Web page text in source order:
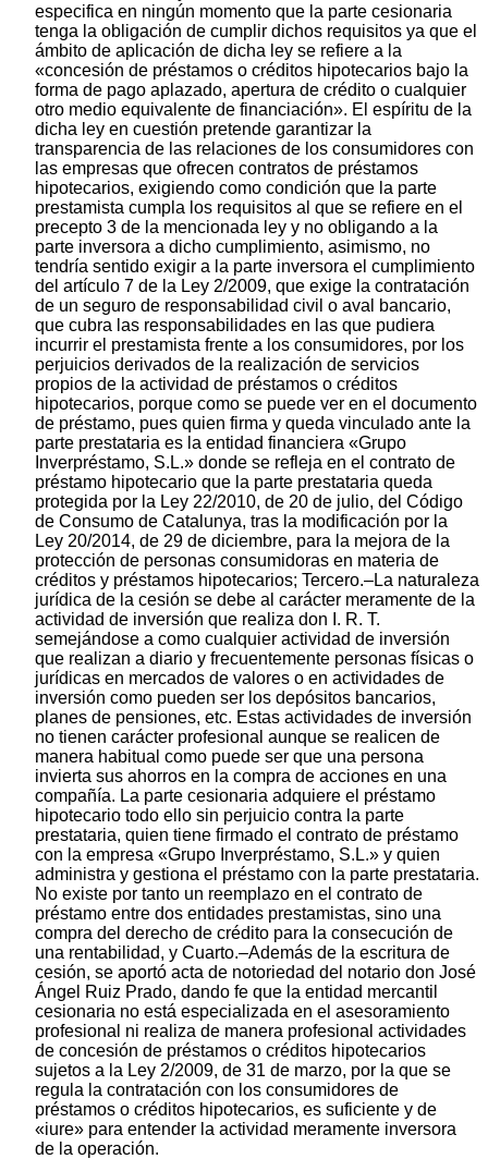
especifica en ningún momento que la parte cesionaria
tenga la obligación de cumplir dichos requisitos ya que el
ámbito de aplicación de dicha ley se refiere a la
«concesión de préstamos o créditos hipotecarios bajo la
forma de pago aplazado, apertura de crédito o cualquier
otro medio equivalente de financiación». El espíritu de la
dicha ley en cuestión pretende garantizar la
transparencia de las relaciones de los consumidores con
las empresas que ofrecen contratos de préstamos
hipotecarios, exigiendo como condición que la parte
prestamista cumpla los requisitos al que se refiere en el
precepto 3 de la mencionada ley y no obligando a la
parte inversora a dicho cumplimiento, asimismo, no
tendría sentido exigir a la parte inversora el cumplimiento
del artículo 7 de la Ley 2/2009, que exige la contratación
de un seguro de responsabilidad civil o aval bancario,
que cubra las responsabilidades en las que pudiera
incurrir el prestamista frente a los consumidores, por los
perjuicios derivados de la realización de servicios
propios de la actividad de préstamos o créditos
hipotecarios, porque como se puede ver en el documento
de préstamo, pues quien firma y queda vinculado ante la
parte prestataria es la entidad financiera «Grupo
Inverpréstamo, S.L.» donde se refleja en el contrato de
préstamo hipotecario que la parte prestataria queda
protegida por la Ley 22/2010, de 20 de julio, del Código
de Consumo de Catalunya, tras la modificación por la
Ley 20/2014, de 29 de diciembre, para la mejora de la
protección de personas consumidoras en materia de
créditos y préstamos hipotecarios; Tercero.–La naturaleza
jurídica de la cesión se debe al carácter meramente de la
actividad de inversión que realiza don I. R. T.
semejándose a como cualquier actividad de inversión
que realizan a diario y frecuentemente personas físicas o
jurídicas en mercados de valores o en actividades de
inversión como pueden ser los depósitos bancarios,
planes de pensiones, etc. Estas actividades de inversión
no tienen carácter profesional aunque se realicen de
manera habitual como puede ser que una persona
invierta sus ahorros en la compra de acciones en una
compañía. La parte cesionaria adquiere el préstamo
hipotecario todo ello sin perjuicio contra la parte
prestataria, quien tiene firmado el contrato de préstamo
con la empresa «Grupo Inverpréstamo, S.L.» y quien
administra y gestiona el préstamo con la parte prestataria.
No existe por tanto un reemplazo en el contrato de
préstamo entre dos entidades prestamistas, sino una
compra del derecho de crédito para la consecución de
una rentabilidad, y Cuarto.–Además de la escritura de
cesión, se aportó acta de notoriedad del notario don José
Ángel Ruiz Prado, dando fe que la entidad mercantil
cesionaria no está especializada en el asesoramiento
profesional ni realiza de manera profesional actividades
de concesión de préstamos o créditos hipotecarios
sujetos a la Ley 2/2009, de 31 de marzo, por la que se
regula la contratación con los consumidores de
préstamos o créditos hipotecarios, es suficiente y de
«iure» para entender la actividad meramente inversora
de la operación.